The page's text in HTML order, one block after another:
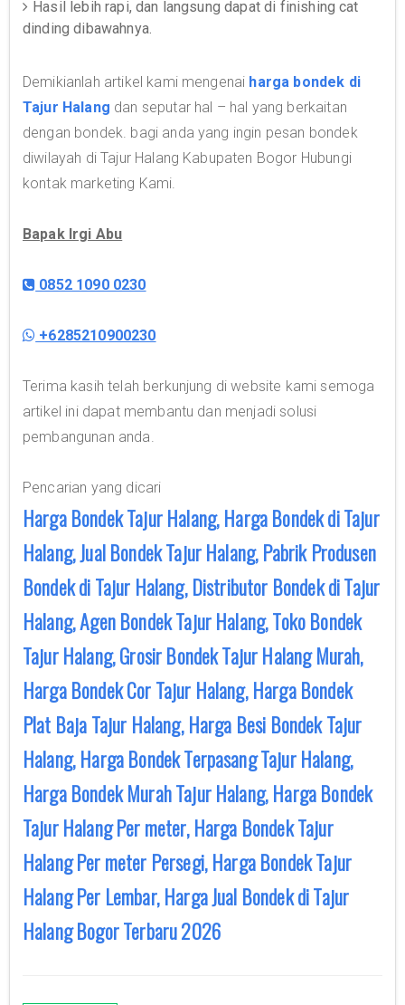
Hasil lebih rapi, dan langsung dapat di finishing cat
dinding dibawahnya.
Demikianlah artikel kami mengenai harga bondek di
Tajur Halang dan seputar hal – hal yang berkaitan
dengan bondek. bagi anda yang ingin pesan bondek
diwilayah di Tajur Halang Kabupaten Bogor Hubungi
kontak marketing Kami.
Bapak Irgi Abu
0852 1090 0230
+6285210900230
Terima kasih telah berkunjung di website kami semoga
artikel ini dapat membantu dan menjadi solusi
pembangunan anda.
Pencarian yang dicari
Harga Bondek Tajur Halang, Harga Bondek di Tajur
Halang, Jual Bondek Tajur Halang, Pabrik Produsen
Bondek di Tajur Halang, Distributor Bondek di Tajur
Halang, Agen Bondek Tajur Halang, Toko Bondek
Tajur Halang, Grosir Bondek Tajur Halang Murah,
Harga Bondek Cor Tajur Halang, Harga Bondek
Plat Baja Tajur Halang, Harga Besi Bondek Tajur
Halang, Harga Bondek Terpasang Tajur Halang,
Harga Bondek Murah Tajur Halang, Harga Bondek
Tajur Halang Per meter, Harga Bondek Tajur
Halang Per meter Persegi, Harga Bondek Tajur
Halang Per Lembar, Harga Jual Bondek di Tajur
Halang Bogor Terbaru 2026